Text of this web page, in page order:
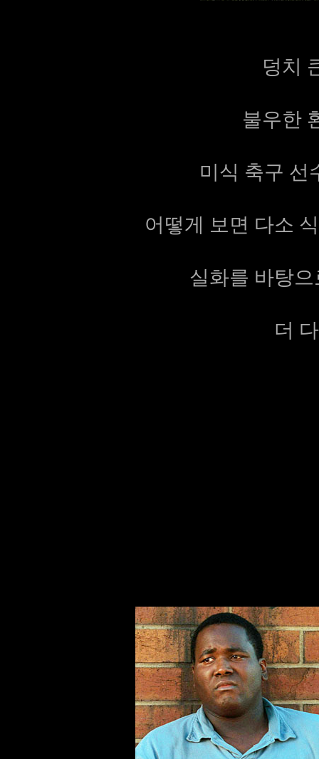
덩치
불우한
미식 축구 선
어떻게 보면 다소
실화를 바탕
더